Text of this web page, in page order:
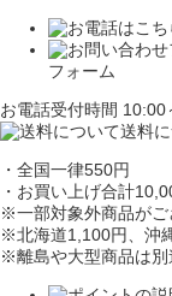
フォーム
お電話受付時間 10:00
送料
・全国一律550円
・お買い上げ合計
※一部対象外商品がご
※北海道1,100円
、沖
※離島や大型商品は別